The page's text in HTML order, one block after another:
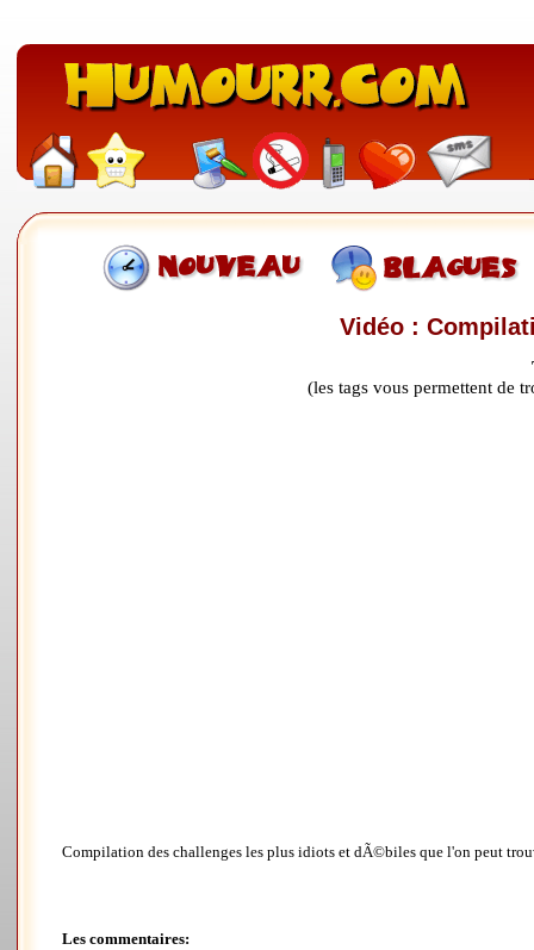
Vidéo :
(les tags vous permettent de
Compilation des challenges les plus idiots et dÃ©biles que l'on peut
Les commentaires: